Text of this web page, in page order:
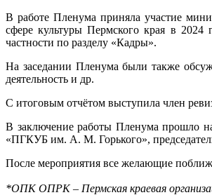
В работе Пленума приняла участие
сфере культуры Пермского края в
частности по разделу «Кадры».
На заседании Пленума были также
деятельность и др.
С итоговым отчётом выступила член
В заключение работы Пленума прошло
«ПГКУБ им. А. М. Горького»,
После мероприятия все желающие
*ОПК ОПРК – Пермская краевая